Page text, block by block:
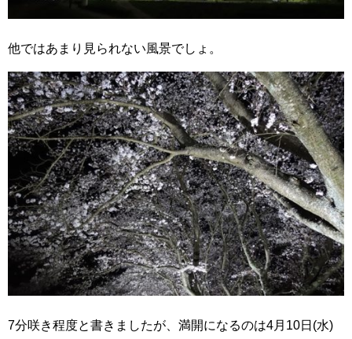
他ではあまり見られない風景でしょ。
7分咲き程度と書きましたが、満開になるのは4月10日(水)